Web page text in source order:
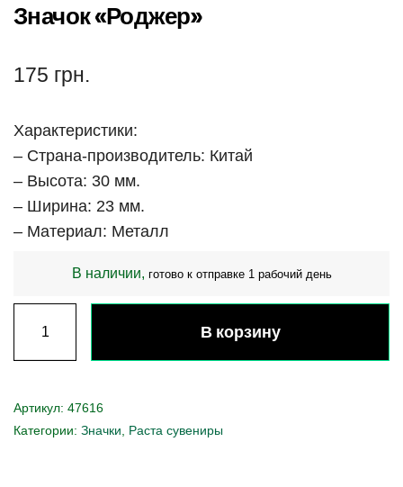
Значок «Роджер»
175 грн.
Характеристики:
– Страна-производитель: Китай
– Высота: 30 мм.
– Ширина: 23 мм.
– Материал: Металл
В наличии, готово к отправке 1 рабочий день
В корзину
Артикул: 47616
Категории: Значки Раста сувениры